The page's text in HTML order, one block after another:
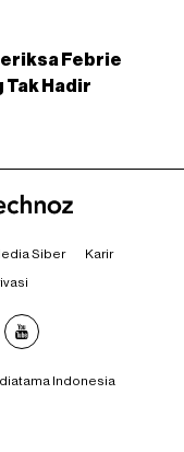
Febrie
Tak Hadir
Siber Karir
Indonesia